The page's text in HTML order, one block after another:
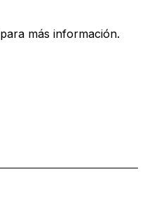
para más información.